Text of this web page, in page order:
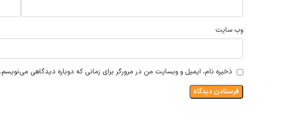
وب‌ سایت
ذخیره نام، ایمیل و وبسایت من در مرورگر برای زمانی که دوباره دیدگاهی می‌نویسم.